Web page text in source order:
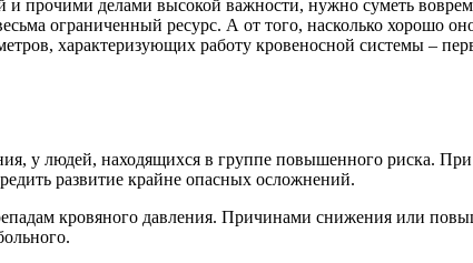
прочими делами высокой важности, нужно суметь
ограниченный ресурс. А от того, насколько хорошо
характеризующих работу кровеносной системы –
у людей, находящихся в группе повышенного риска.
развитие крайне опасных осложнений.
кровяного давления. Причинами снижения или